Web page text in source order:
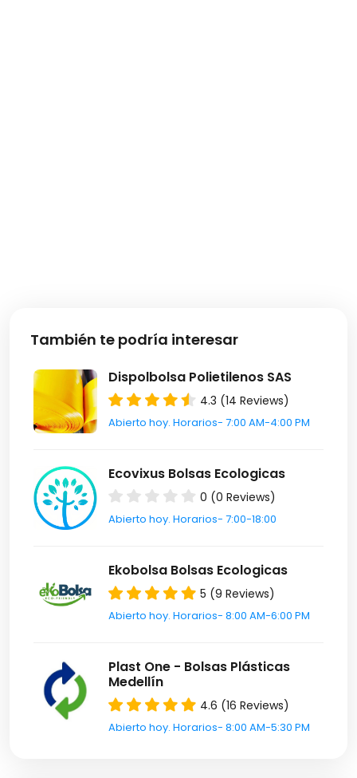
También te podría interesar
Dispolbolsa Polietilenos SAS
4.3 (14 Reviews)
Abierto hoy. Horarios- 7:00 AM-4:00 PM
Ecovixus Bolsas Ecologicas
0 (0 Reviews)
Abierto hoy. Horarios- 7:00-18:00
Ekobolsa Bolsas Ecologicas
5 (9 Reviews)
Abierto hoy. Horarios- 8:00 AM-6:00 PM
Plast One - Bolsas Plásticas
Medellín
4.6 (16 Reviews)
Abierto hoy. Horarios- 8:00 AM-5:30 PM